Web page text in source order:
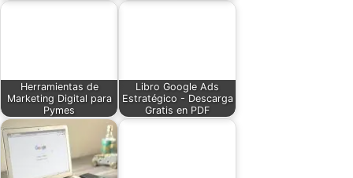
Herramientas de
Marketing Digital para
Pymes
Libro Google Ads
Estratégico - Descarga
Gratis en PDF